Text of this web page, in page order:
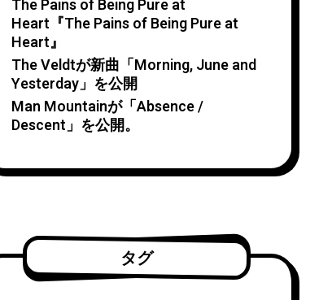
The Pains of Being Pure at
Heart『The Pains of Being Pure at
Heart』
The Veldtが新曲「Morning, June and
Yesterday」を公開
Man Mountainが「Absence /
Descent」を公開。
タグ